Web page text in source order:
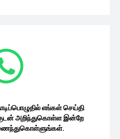
எங்கள் செய்தி
அறிந்துகொள்ள இன்றே